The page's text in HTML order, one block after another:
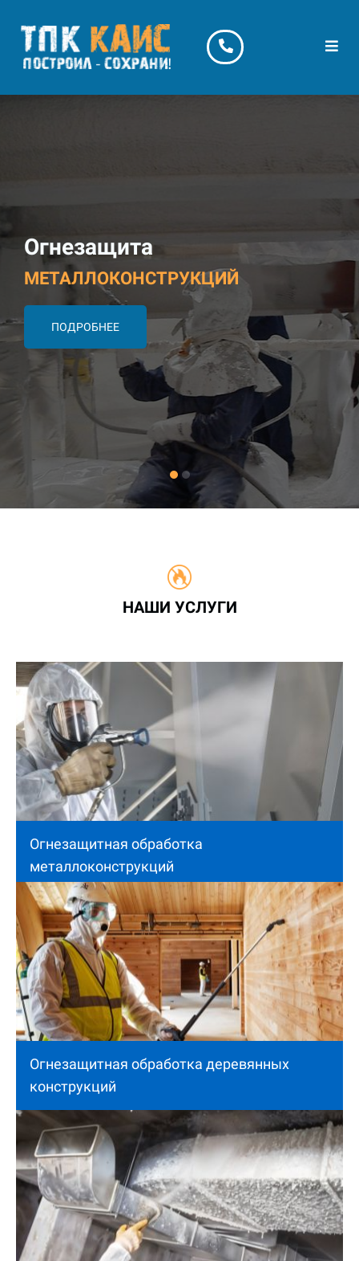
Огнезащита
МЕТАЛЛОКОНСТРУКЦИЙ
ПОДРОБНЕЕ
НАШИ УСЛУГИ
Огнезащитная обработка
металлоконструкций
Огнезащитная обработка деревянных
конструкций